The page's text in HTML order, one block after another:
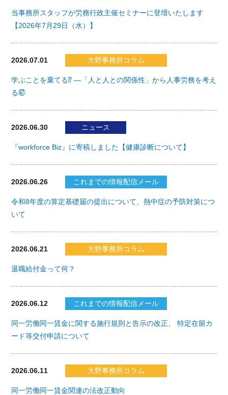
当事務所スタッフが労務行政主催セミナーに登壇いたします
【2026年7月29日（水）】
2026.07.01 大野事務所コラム
学ぶことを棄てる⁉ ―「人と人との関係性」から人事労務を考え
る㊼
2026.06.30 ニュース
『workforce Biz』に寄稿しました【健康診断について】
2026.06.26 これまでの情報配信メール
令和8年度の算定基礎届の提出について、熱中症の予防対策につ
いて
2026.06.21 大野事務所コラム
退職給付金って何？
2026.06.12 これまでの情報配信メール
同一労働同一賃金に関する施行規則と告示の改正、 特定在留カ
ード等交付申請について
2026.06.11 大野事務所コラム
同一労働同一賃金関連の法改正動向